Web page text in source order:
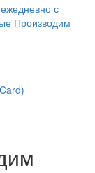
с
Производим